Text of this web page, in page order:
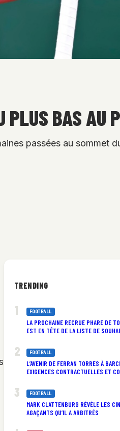
PLUS BAS AU
passées au sommet
TRENDING
FOOTBALL
LA PROCHAINE RECRUE PHARE DE
EST EN TÊTE DE LA LISTE DE
FOOTBALL
L’AVENIR DE FERRAN TORRES À
EXIGENCES CONTRACTUELLES ET
FOOTBALL
MARK CLATTENBURG RÉVÈLE LES
AGAÇANTS QU’IL A ARBITRÉS